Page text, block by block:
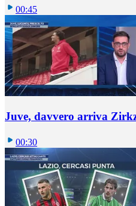
00:45
Juve, davvero arriva
00:30